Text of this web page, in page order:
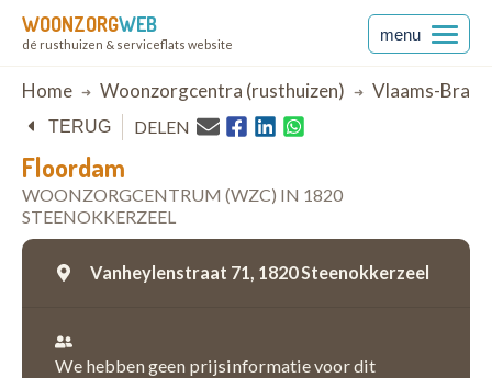
WOONZORGWEB
dé rusthuizen & serviceflats website
menu
Breadcrumb
Home Woonzorgcentra (rusthuizen) Vlaams-
Floordam
WOONZORGCENTRUM (WZC) IN 1820
STEENOKKERZEEL
TERUG DELEN
Vanheylenstraat 71, 1820 Steenokkerzeel
We hebben geen prijsinformatie voor dit